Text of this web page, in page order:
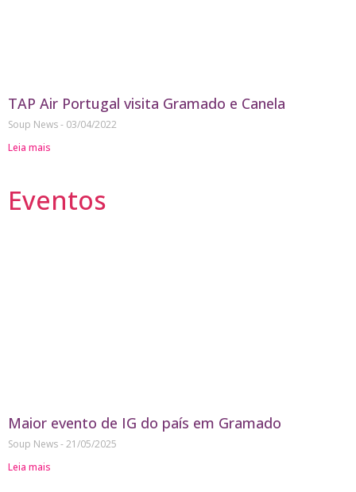
TAP Air Portugal visita Gramado e Canela
Soup News
03/04/2022
Leia mais
Eventos
Maior evento de IG do país em Gramado
Soup News 21/05/2025
Leia mais